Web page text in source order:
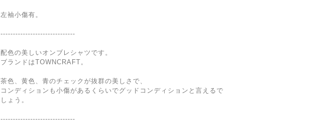
左袖小傷有。
------------------------------
配色の美しいオンブレシャツです。
ブランドはTOWNCRAFT。
茶色、黄色、青のチェックが抜群の美しさで、
コンディションも小傷があるくらいでグッドコンディションと言えるで
しょう。
------------------------------